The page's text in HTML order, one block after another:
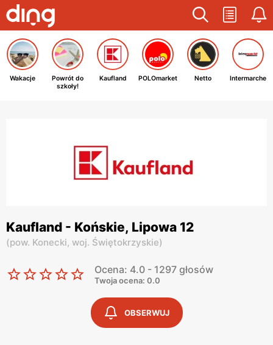
Wakacje
Powrót do
szkoły!
Kaufland POLOmarket Netto Intermarche
Kaufland - Końskie, Lipowa 12
(pow. Konecki, woj. Świętokrzyskie)
Ocena: 4.0 - 1297 głosów
Twoja ocena: 0.0
OBSERWUJ